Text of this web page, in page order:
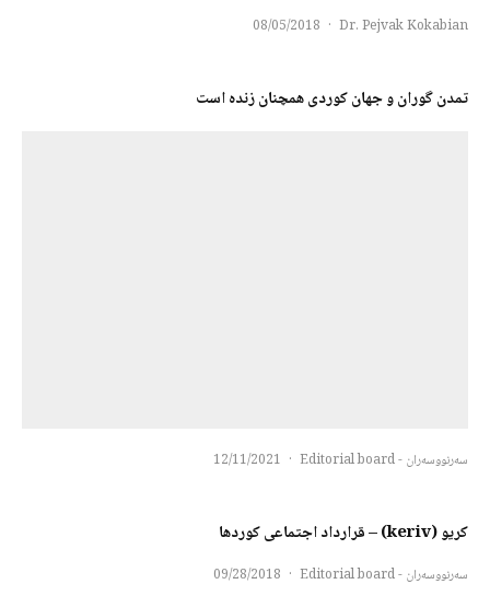
Dr. Pejvak Kokabian
·
08/05/2018
تمدن گوران و جهان کوردی همچنان زندە است
سەرنووسەران - Editorial board ·
12/11/2021
كريو (keriv) – قرارداد اجتماعی کوردها
سەرنووسەران - Editorial board ·
09/28/2018